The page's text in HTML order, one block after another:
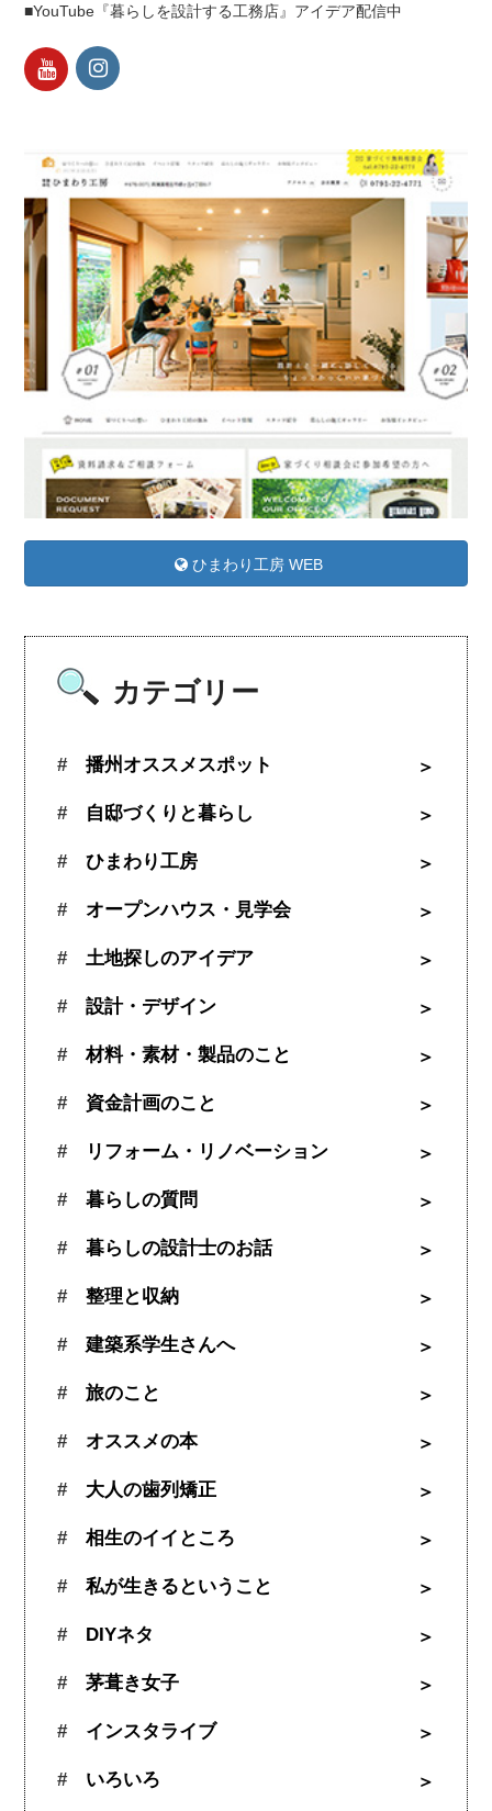
■YouTube『暮らしを設計する工務店』アイデア配信中
ひまわり工房 WEB
カテゴリー
播州オススメスポット
自邸づくりと暮らし
ひまわり工房
オープンハウス・見学会
土地探しのアイデア
設計・デザイン
材料・素材・製品のこと
資金計画のこと
リフォーム・リノベーション
暮らしの質問
暮らしの設計士のお話
整理と収納
建築系学生さんへ
旅のこと
オススメの本
大人の歯列矯正
相生のイイところ
私が生きるということ
DIYネタ
茅葺き女子
インスタライブ
いろいろ